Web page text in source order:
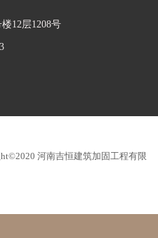
12层1208号
河南吉恒建筑加固工程有限